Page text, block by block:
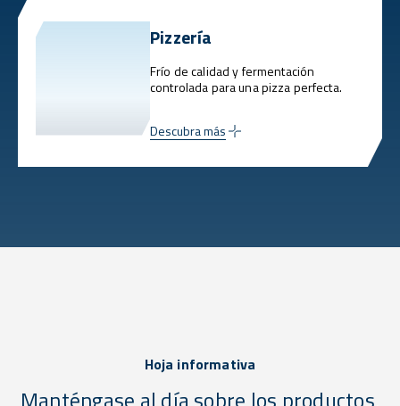
Pizzería
Frío de calidad y fermentación
controlada para una pizza perfecta.
Descubra más
Hoja informativa